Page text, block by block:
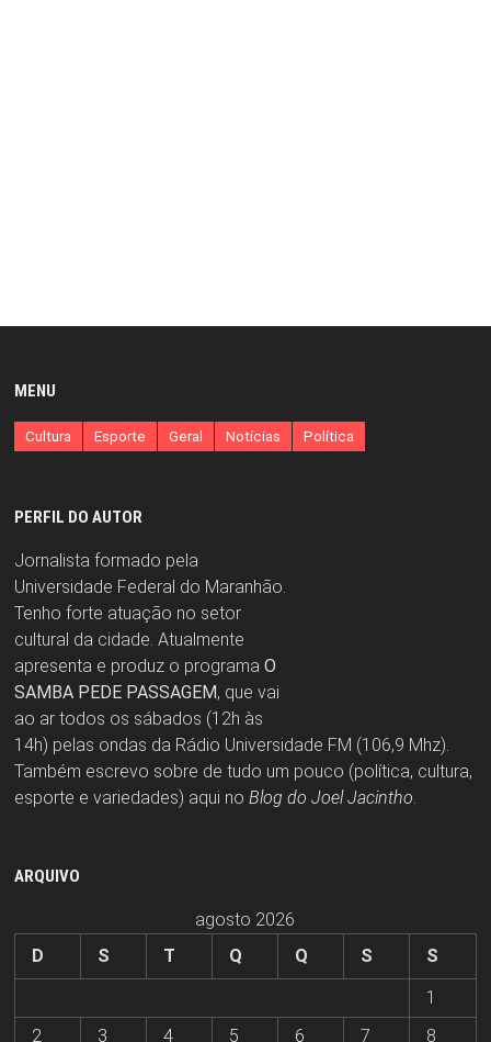
MENU
Cultura Esporte Geral Notícias Política
PERFIL DO AUTOR
Jornalista formado pela
Universidade Federal do Maranhão.
Tenho forte atuação no setor
cultural da cidade. Atualmente
apresenta e produz o programa O
SAMBA PEDE PASSAGEM, que vai
ao ar todos os sábados (12h às
14h) pelas ondas da Rádio Universidade FM (106,9 Mhz).
Também escrevo sobre de tudo um pouco (política, cultura,
esporte e variedades) aqui no Blog do Joel Jacintho
ARQUIVO
agosto 2026
D
S T Q Q S
S
1
2
3 4 5 6 7 8